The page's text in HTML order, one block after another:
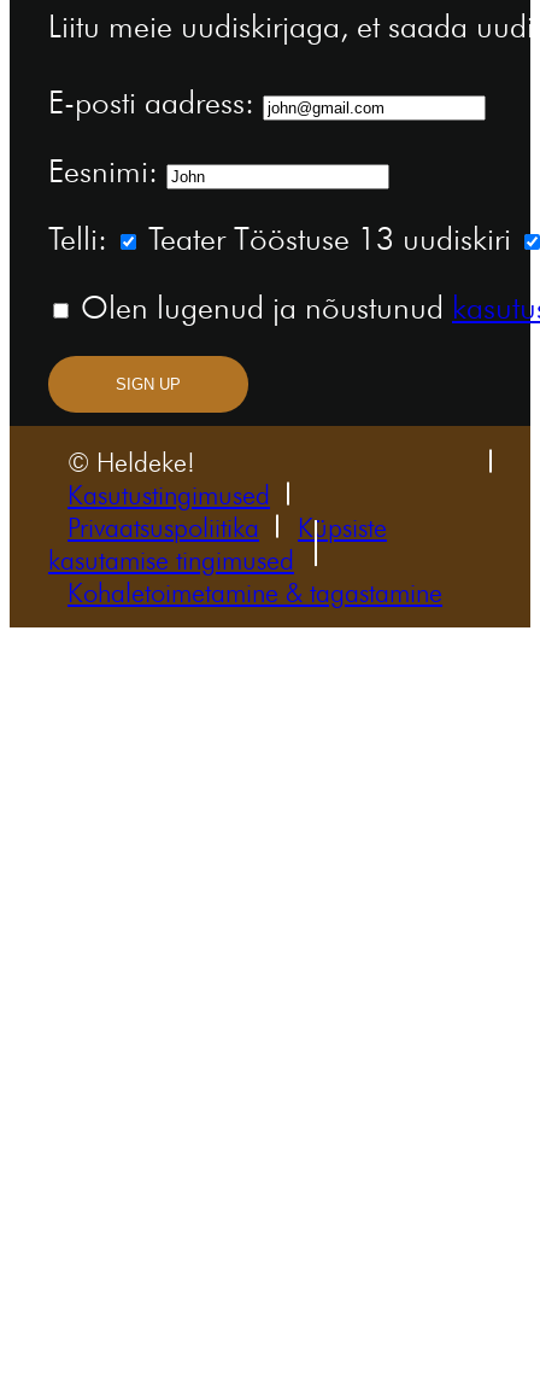
Liitu meie uudiskirjaga, et saada
E-posti aadress:
Eesnimi:
Telli:
Teater Tööstuse 13 uudiskiri
Olen lugenud ja nõustunud
SIGN UP
© Heldeke!
Kasutustingimused
Privaatsuspoliitika
Küpsiste
kasutamise tingimused
Kohaletoimetamine & tagastamine